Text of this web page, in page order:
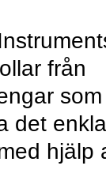
från
som
det
hjälp